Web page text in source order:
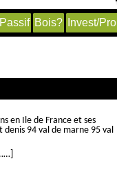
Bois? Invest/Pro
en Ile de France et ses
denis 94 val de marne 95 val